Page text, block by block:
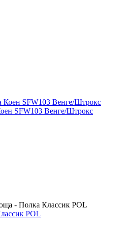
SFW103 Венге/Штрокс
POL